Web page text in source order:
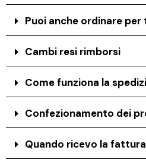
Puoi anche ordinare
Cambi resi rimborsi
Come funziona la
Confezionamento dei
Quando ricevo la